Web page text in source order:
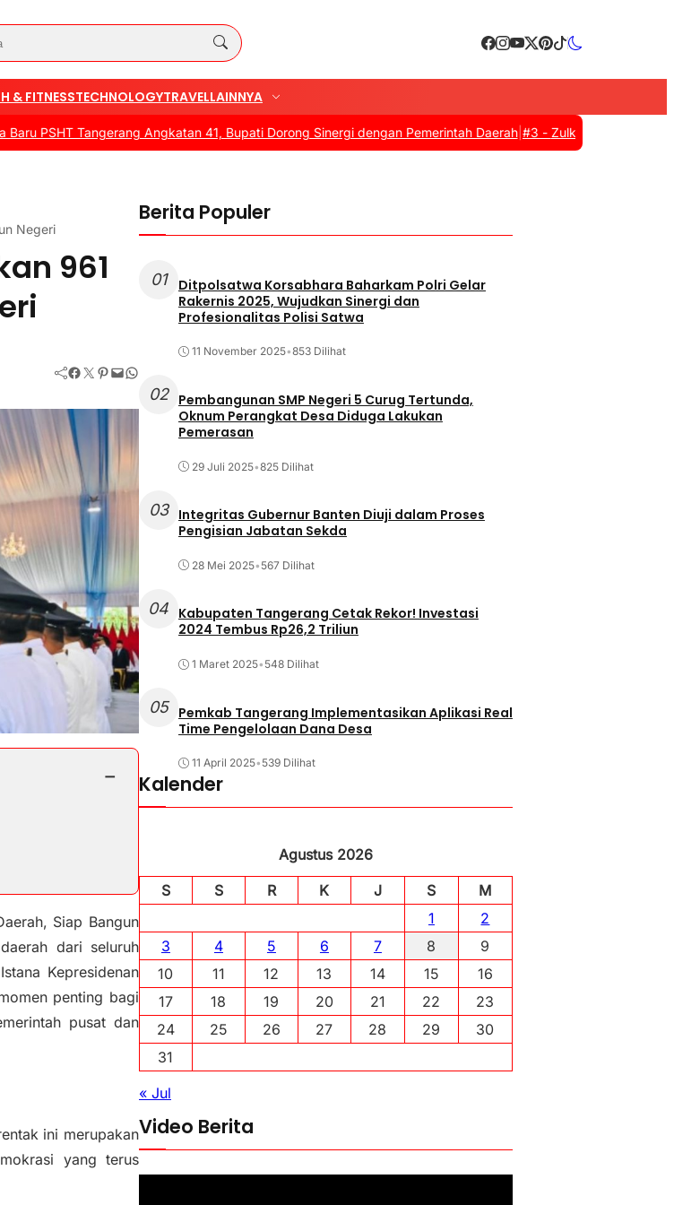
& FITNESSTECHNOLOGYTRAVELLAINNYA
Tangerang Angkatan 41, Bupati Dorong Sinergi dengan Pemerintah Daerah|#3 -Zulkifli Hasan Resmi Tutup
Negeri
961
Facebook Twitter Pinterest Mail WhatsApp
−
Siap Bangun
dari seluruh
Kepresidenan
penting bagi
pusat dan
ini merupakan
yang terus
Berita Populer
01
Ditpolsatwa Korsabhara Baharkam Polri Gelar
Rakernis 2025, Wujudkan Sinergi dan
Profesionalitas Polisi Satwa
11 November 2025•853 Dilihat
02
Pembangunan SMP Negeri 5 Curug Tertunda,
Oknum Perangkat Desa Diduga Lakukan
Pemerasan
29 Juli 2025•825 Dilihat
03
Integritas Gubernur Banten Diuji dalam Proses
Pengisian Jabatan Sekda
28 Mei 2025• 567 Dilihat
04 Kabupaten Tangerang Cetak Rekor! Investasi
2024 Tembus Rp26,2 Triliun
1 Maret 2025• 548 Dilihat
05
Pemkab Tangerang Implementasikan Aplikasi Real
Time Pengelolaan Dana Desa
11 April 2025• 539 Dilihat
Kalender
Agustus 2026
S
S R K J S
M
1
2
3
4 5 6 7 8
9
10
11 12 13 14 15
16
17
18 19 20 21 22
23
24
25 26 27 28 29
30
31
« Jul
Video Berita